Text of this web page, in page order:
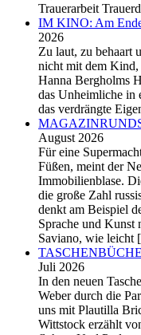
Trauerarbeit
IM KINO: Am
2026
Zu laut, zu behaart
nicht mit dem Kind,
Hanna Bergholms
das Unheimliche in
das verdrängte
August 2026
Für eine
Füßen, meint der
Immobilienblase.
die große Zahl
denkt am Beispiel
Sprache und Kunst
Saviano, wie
Juli 2026
In den neuen
Weber durch die
uns mit Plautilla
Wittstock erzählt